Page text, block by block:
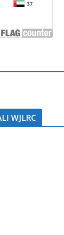
WJLRC